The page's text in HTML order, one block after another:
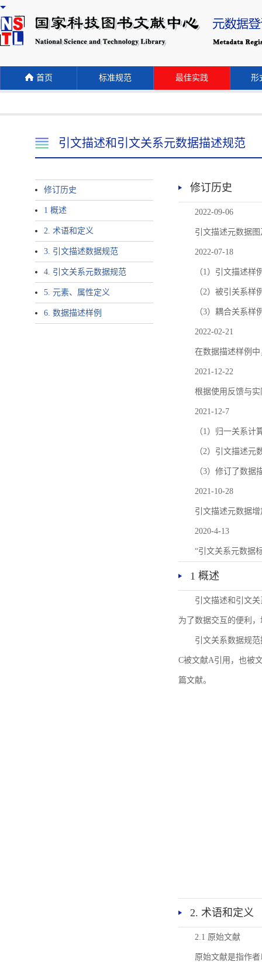
首页 标准规范 最佳实践 形
引文描述和引文关系元数据描述规范
修订历史
1 概述
2. 术语和定义
3. 引文描述数据规范
4. 引文关系元数据规范
5. 元素、属性定义
6. 数据描述样例
修订历史
2022-09-06
引文描述元数据
2022-07-18
（1）引文描述样
（2）被引关系
（3）耦合关系
2022-02-21
在数据描述样例
2021-12-22
根据使用反馈与
2021-12-7
（1）归一关系
（2）引文描述元
（3）修订了数据
2021-10-28
引文描述元数据增
2020-4-13
“引文关系元数据
1 概述
引文描述和引文
为了数据交互的便利
引文关系数据规
C被文献A引用，也被
篇文献。
2. 术语和定义
2.1 原始文献
原始文献是指作